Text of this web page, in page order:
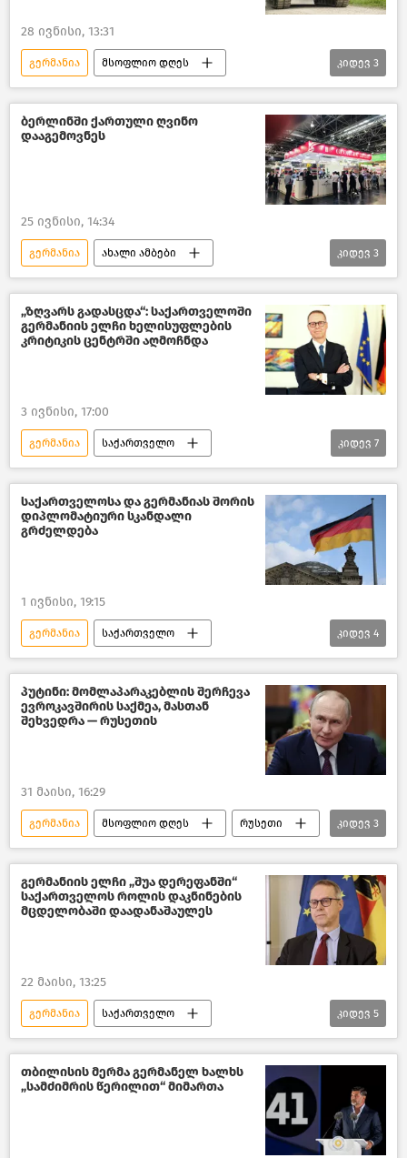
28 ივნისი, 13:31
გერმანია მსოფლიო დღეს
რუსეთ-უკრაინის კონფლიქტი რუსეთი
მსოფლიოს ახალი ამბები
კიდევ 3
ბერლინში ქართული ღვინო
დააგემოვნეს
25 ივნისი, 14:34
გერმანია ახალი ამბები
საქართველო
ღვინის ეროვნული სააგენტო
ქართული ღვინო
კიდევ 3
„ზღვარს გადასცდა“: საქართველოში
გერმანიის ელჩი ხელისუფლების
კრიტიკის ცენტრში აღმოჩნდა
3 ივნისი, 17:00
გერმანია საქართველო
პოლიტიკა საქართველოში
საქართველოს საგარეო პოლიტიკა
საქართველო-ევროკავშირის ურთიერთობები
საქართველოს პარლამენტი
ახალი ამბები
კიდევ 7
საქართველოსა და გერმანიას შორის
დიპლომატიური სკანდალი
გრძელდება
1 ივნისი, 19:15
გერმანია საქართველო
საქართველოს საგარეო პოლიტიკა
საქართველოს საგარეო საქმეთა სამინისტრო
პოლიტიკა საქართველოში
კიდევ 4
პუტინი: მომლაპარაკებლის შერჩევა
ევროკავშირის საქმეა, მასთან
შეხვედრა — რუსეთის
31 მაისი, 16:29
გერმანია მსოფლიო დღეს რუსეთი
რუსეთ-უკრაინის კონფლიქტი
პოლიტიკა მსოფლიოს ახალი ამბები
კიდევ 3
გერმანიის ელჩი „შუა დერეფანში“
საქართველოს როლის დაკნინების
მცდელობაში დაადანაშაულეს
22 მაისი, 13:25
გერმანია საქართველო
ახალი ამბები
პოლიტიკა საქართველოში
საქართველოს საგარეო პოლიტიკა
კიდევ 5
თბილისის მერმა გერმანელ ხალხს
„სამძიმრის წერილით“ მიმართა